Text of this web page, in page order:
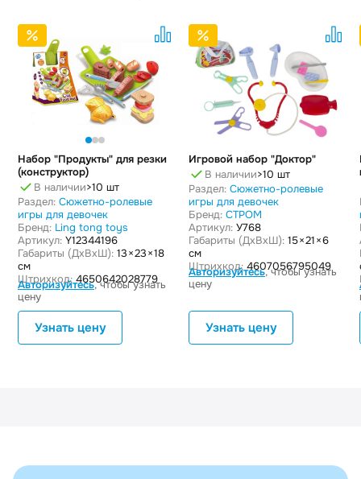
Набор "Продукты" для резки
(конструктор)
В наличии>10 шт
Раздел: Сюжетно-ролевые
игры для девочек
Бренд: Ling tong toys
Артикул: Y12344196
Габариты (ДxВxШ): 13 × 23 × 18
см
Штрихкод: 4650642028779
Авторизуйтесь, чтобы узнать
цену
Узнать цену
Игровой набор "Доктор"
В наличии>10 шт
Раздел: Сюжетно-ролевые
игры для девочек
Бренд: СТРОМ
Артикул: У768
Габариты (ДxВxШ): 15 × 21 × 6
см
Штрихкод: 4607056795049
Авторизуйтесь, чтобы узнать
цену
Узнать цену